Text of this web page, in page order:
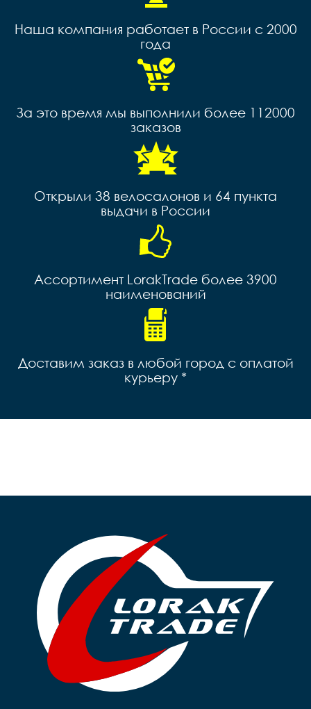
Наша компания работает в России с 2000
года
За это время мы выполнили более 112000
заказов
Открыли 38 велосалонов и 64 пункта
выдачи в России
Ассортимент LorakTrade более 3900
наименований
Доставим заказ в любой город с оплатой
курьеру *